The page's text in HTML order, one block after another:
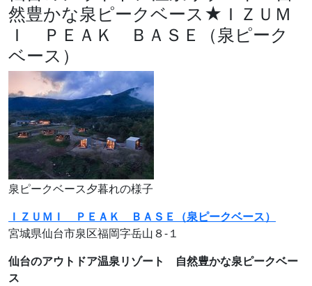
然豊かな泉ピークベース★ＩＺＵＭ
Ｉ ＰＥＡＫ ＢＡＳＥ（泉ピーク
ベース）
泉ピークベース夕暮れの様子
ＩＺＵＭＩ ＰＥＡＫ ＢＡＳＥ（泉ピークベース）
宮城県仙台市泉区福岡字岳山８‐１
仙台のアウトドア温泉リゾート 自然豊かな泉ピークベー
ス